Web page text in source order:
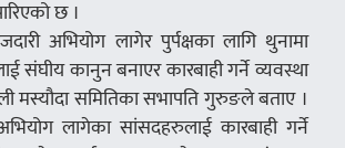
छ ।
अभियोग लागेर पुर्पक्षका लागि थुनामा
संघीय कानुन बनाएर कारबाही गर्ने व्यवस्था
मस्यौदा समितिका सभापति गुरुङले बताए ।
लागेका सांसदहरुलाई कारबाही गर्ने